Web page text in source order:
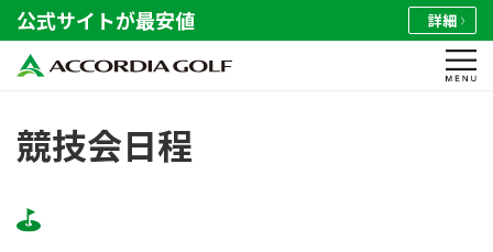
公式サイトが最安値 詳細
競技会日程